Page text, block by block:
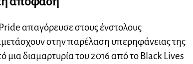
απαγόρευσε στους ένστολους
στην παρέλαση υπερηφάνειας της
μια διαμαρτυρία του 2016 από το Black Lives